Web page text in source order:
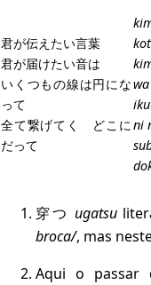
君が伝えたい言葉
君が届けたい音は
いくつもの線は円にな
って
全て繋げてく どこに
だって
wa
ni
穿つ ugatsu
broca/, mas
Aqui o passar